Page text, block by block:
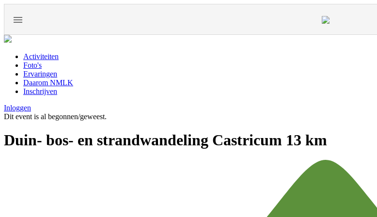
Activiteiten
Foto's
Ervaringen
Daarom NMLK
Inschrijven
Inloggen
Dit event is al begonnen/geweest.
Duin- bos- en strandwandeling Castricum 13 km